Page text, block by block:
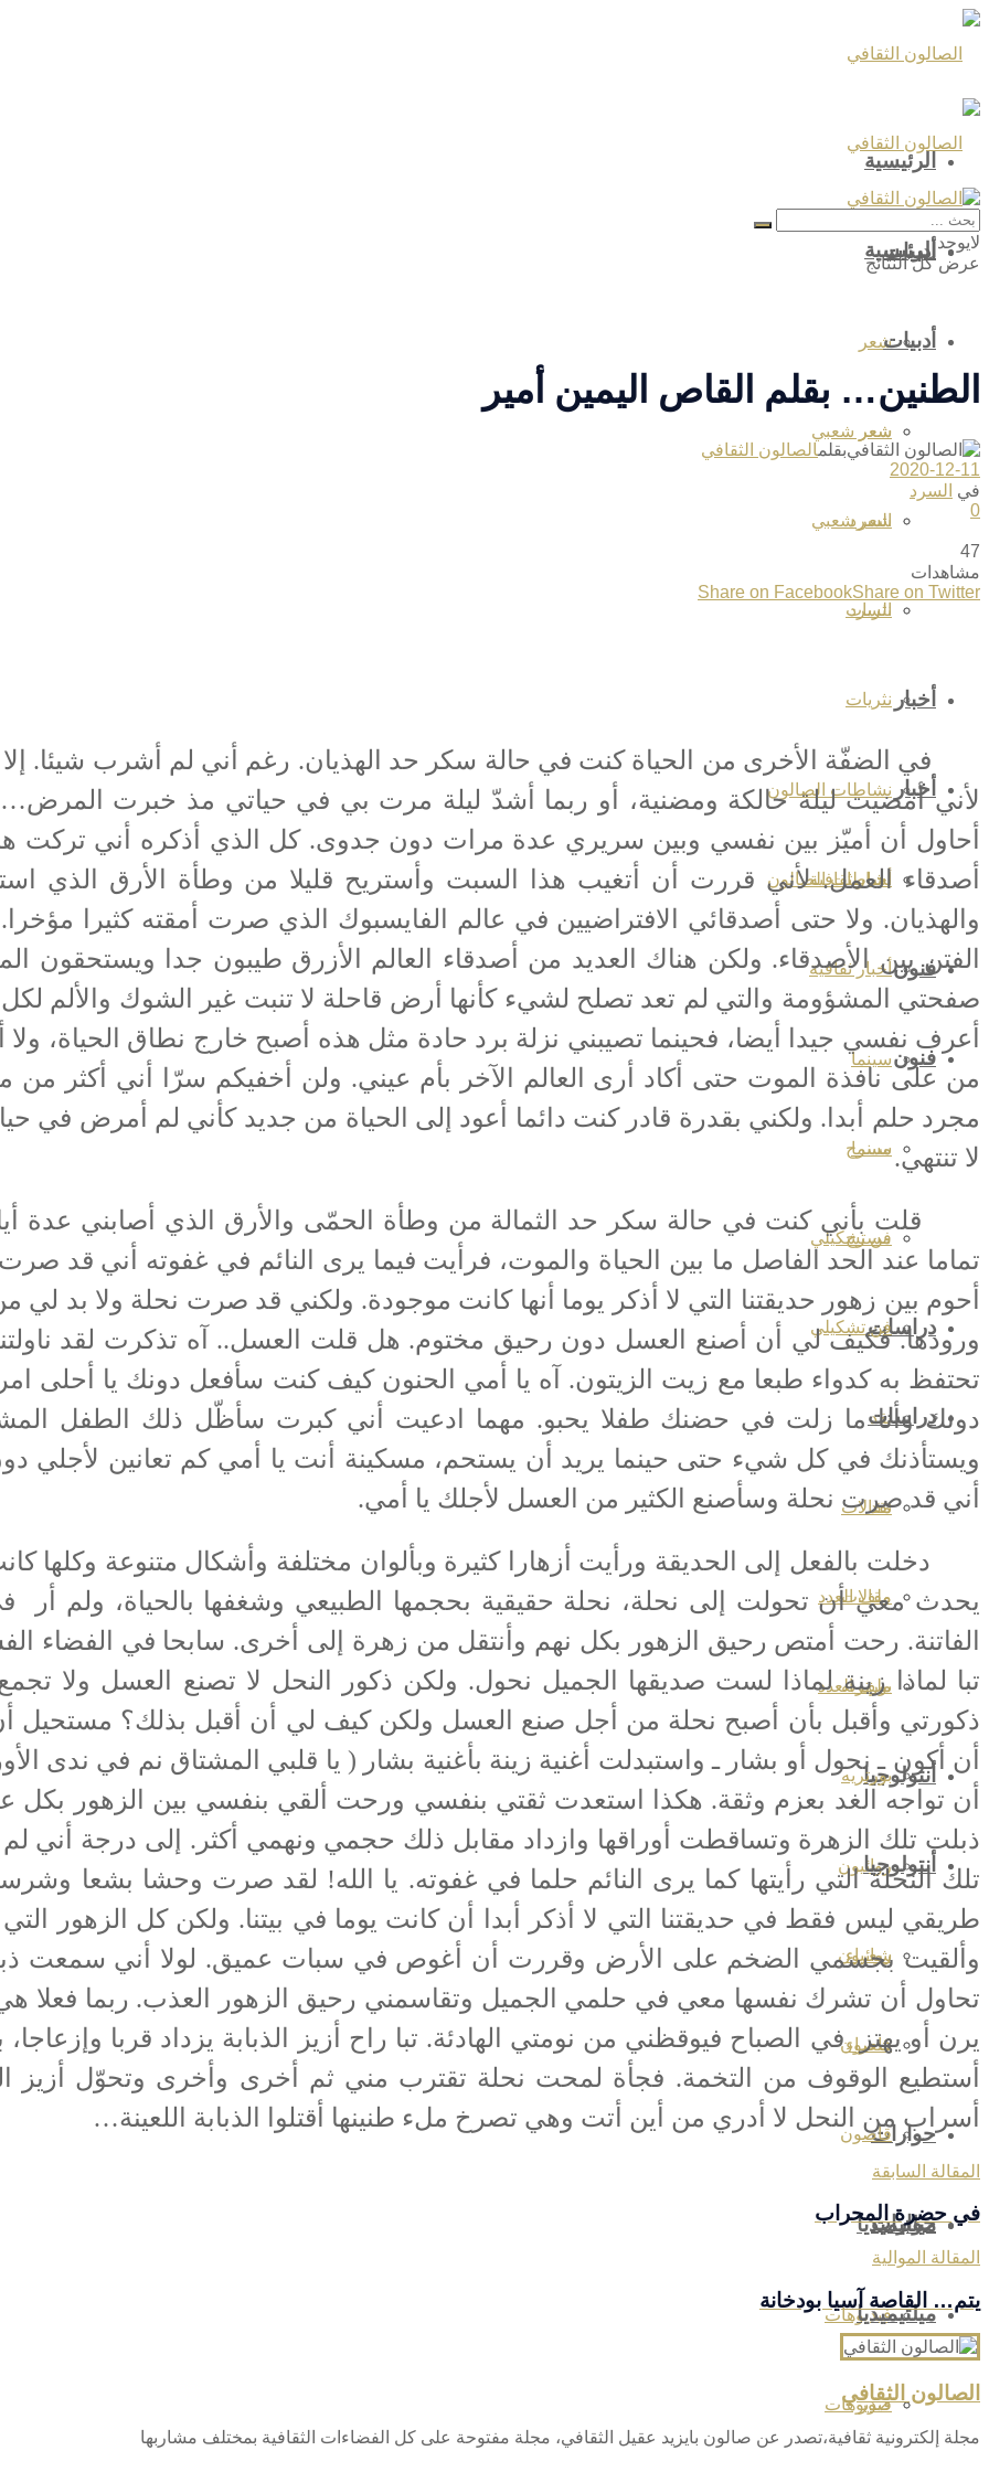
الرئيسية
أدبيات
شعر
شعر شعبي
السرد
نثريات
أخبار
نشاطات الصالون
أخبار ثقافية
فنون
سينما
مسرح
فن تشكيلي
دراسات
نقد
مقالات
ملف العدد
بورتريه
أنتولوجيا
روائيون
شعراء
قاصون
حوارات
ميلتيميديا
فيديوهات
صور
الرئيسية
أدبيات
شعر
شعر شعبي
السرد
نثريات
أخبار
نشاطات الصالون
أخبار ثقافية
فنون
سينما
مسرح
فن تشكيلي
دراسات
نقد
مقالات
ملف العدد
بورتريه
أنتولوجيا
روائيون
شعراء
قاصون
حوارات
ميلتيميديا
فيديوهات
لايوجد
عرض كل النتائج
الطنين… بقلم القاص اليمين أمير
بقلمالصالون الثقافي
2020-12-11
في السرد
0
السرد
47
مشاهدات
Share on FacebookShare on Twitter
في الضفّة الأخرى من الحياة كنت في حالة سكر حد الهذيان. رغم أني لم أشرب شيئا.
لأني أمضيت ليلة حالكة ومضنية، أو ربما أشدّ ليلة مرت بي في حياتي مذ خبرت
أحاول أن أميّز بين نفسي وبين سريري عدة مرات دون جدوى. كل الذي أذكره أني تركت
أصدقاء العمل. لأني قررت أن أتغيب هذا السبت وأستريح قليلا من وطأة الأرق الذي
والهذيان. ولا حتى أصدقائي الافتراضيين في عالم الفايسبوك الذي صرت أمقته كثيرا
الفتن بين الأصدقاء. ولكن هناك العديد من أصدقاء العالم الأزرق طيبون جدا
صفحتي المشؤومة والتي لم تعد تصلح لشيء كأنها أرض قاحلة لا تنبت غير الشوك والألم
أعرف نفسي جيدا أيضا، فحينما تصيبني نزلة برد حادة مثل هذه أصبح خارج نطاق الحياة،
من على نافذة الموت حتى أكاد أرى العالم الآخر بأم عيني. ولن أخفيكم سرّا أني أكثر من
مجرد حلم أبدا. ولكني بقدرة قادر كنت دائما أعود إلى الحياة من جديد كأني لم أمرض في
لا تنتهي.
قلت بأني كنت في حالة سكر حد الثمالة من وطأة الحمّى والأرق الذي أصابني عدة أيام
تماما عند الحد الفاصل ما بين الحياة والموت، فرأيت فيما يرى النائم في غفوته أني قد
أحوم بين زهور حديقتنا التي لا أذكر يوما أنها كانت موجودة. ولكني قد صرت نحلة ولا بد
ورودها. فكيف لي أن أصنع العسل دون رحيق مختوم. هل قلت العسل.. آه تذكرت لقد
تحتفظ به كدواء طبعا مع زيت الزيتون. آه يا أمي الحنون كيف كنت سأفعل دونك يا أحلى
دونك وأنا ما زلت في حضنك طفلا يحبو. مهما ادعيت أني كبرت سأظّل ذلك الطفل
ويستأذنك في كل شيء حتى حينما يريد أن يستحم، مسكينة أنت يا أمي كم تعانين
أني قد صرت نحلة وسأصنع الكثير من العسل لأجلك يا أمي.
دخلت بالفعل إلى الحديقة ورأيت أزهارا كثيرة وبألوان مختلفة وأشكال متنوعة وكلها
يحدث معي أن تحولت إلى نحلة، نحلة حقيقية بحجمها الطبيعي وشغفها بالحياة، ولم أر
الفاتنة. رحت أمتص رحيق الزهور بكل نهم وأنتقل من زهرة إلى أخرى. سابحا في الفضاء
تبا لماذا زينة لماذا لست صديقها الجميل نحول. ولكن ذكور النحل لا تصنع العسل ولا
ذكورتي وأقبل بأن أصبح نحلة من أجل صنع العسل ولكن كيف لي أن أقبل بذلك؟ مستحيل
أن أكون ـ نحول أو بشار ـ واستبدلت أغنية زينة بأغنية بشار ( يا قلبي المشتاق نم في
أن تواجه الغد بعزم وثقة. هكذا استعدت ثقتي بنفسي ورحت ألقي بنفسي بين الزهور
ذبلت تلك الزهرة وتساقطت أوراقها وازداد مقابل ذلك حجمي ونهمي أكثر. إلى درجة أني
تلك النحلة التي رأيتها كما يرى النائم حلما في غفوته. يا الله! لقد صرت وحشا بشعا
طريقي ليس فقط في حديقتنا التي لا أذكر أبدا أن كانت يوما في بيتنا. ولكن كل الزهور
وألقيت بجسمي الضخم على الأرض وقررت أن أغوص في سبات عميق. لولا أني سمعت
تحاول أن تشرك نفسها معي في حلمي الجميل وتقاسمني رحيق الزهور العذب. ربما فعلا هي
يرن أو يهتز في الصباح فيوقظني من نومتي الهادئة. تبا راح أزيز الذبابة يزداد قربا
أستطيع الوقوف من التخمة. فجأة لمحت نحلة تقترب مني ثم أخرى وأخرى وتحوّل
أسراب من النحل لا أدري من أين أتت وهي تصرخ ملء طنينها أقتلوا الذبابة اللعينة…
المقالة السابقة
في حضرة المحراب
المقالة الموالية
يتم… القاصة آسيا بودخانة
الصالون الثقافي
مجلة إلكترونية ثقافية،تصدر عن صالون بايزيد عقيل الثقافي، مجلة مفتوحة على كل الفضاءات الثقافية بمختلف مشاربها